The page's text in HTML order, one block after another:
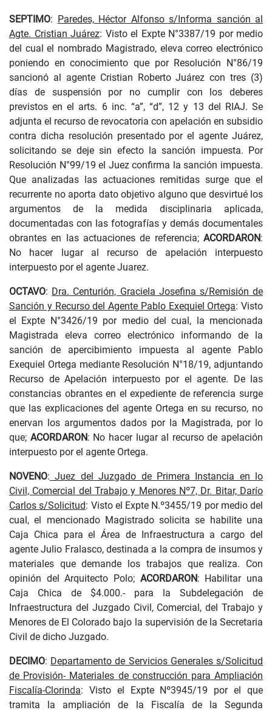
SEPTIMO: Paredes, Héctor Alfonso s/Informa sanción al
Agte. Cristian Juárez: Visto el Expte N°3387/19 por medio
del cual el nombrado Magistrado, eleva correo electrónico
poniendo en conocimiento que por Resolución N°86/19
sancionó al agente Cristian Roberto Juárez con tres (3)
días de suspensión por no cumplir con los deberes
previstos en el arts. 6 inc. “a”, “d”, 12 y 13 del RIAJ. Se
adjunta el recurso de revocatoria con apelación en subsidio
contra dicha resolución presentado por el agente Juárez,
solicitando se deje sin efecto la sanción impuesta. Por
Resolución N°99/19 el Juez confirma la sanción impuesta.
Que analizadas las actuaciones remitidas surge que el
recurrente no aporta dato objetivo alguno que desvirtué los
argumentos de la medida disciplinaria aplicada,
documentadas con las fotografías y demás documentales
obrantes en las actuaciones de referencia; ACORDARON:
No hacer lugar al recurso de apelación interpuesto
interpuesto por el agente Juarez.
OCTAVO: Dra. Centurión, Graciela Josefina s/Remisión de
Sanción y Recurso del Agente Pablo Exequiel Ortega: Visto
el Expte N°3426/19 por medio del cual, la mencionada
Magistrada eleva correo electrónico informando de la
sanción de apercibimiento impuesta al agente Pablo
Exequiel Ortega mediante Resolución N°18/19, adjuntando
Recurso de Apelación interpuesto por el agente. De las
constancias obrantes en el expediente de referencia surge
que las explicaciones del agente Ortega en su recurso, no
enervan los argumentos dados por la Magistrada, por lo
que; ACORDARON: No hacer lugar al recurso de apelación
interpuesto por el agente Ortega.
NOVENO: Juez del Juzgado de Primera Instancia en lo
Civil, Comercial del Trabajo y Menores Nº7, Dr. Bitar, Darío
Carlos s/Solicitud: Visto el Expte N.º3455/19 por medio del
cual, el mencionado Magistrado solicita se habilite una
Caja Chica para el Área de Infraestructura a cargo del
agente Julio Fralasco, destinada a la compra de insumos y
materiales que demande los trabajos que realiza. Con
opinión del Arquitecto Polo; ACORDARON: Habilitar una
Caja Chica de $4.000.- para la Subdelegación de
Infraestructura del Juzgado Civil, Comercial, del Trabajo y
Menores de El Colorado bajo la supervisión de la Secretaria
Civil de dicho Juzgado.
DECIMO: Departamento de Servicios Generales s/Solicitud
de Provisión- Materiales de construcción para Ampliación
Fiscalía-Clorinda: Visto el Expte Nº3945/19 por el que
tramita la ampliación de la Fiscalía de la Segunda